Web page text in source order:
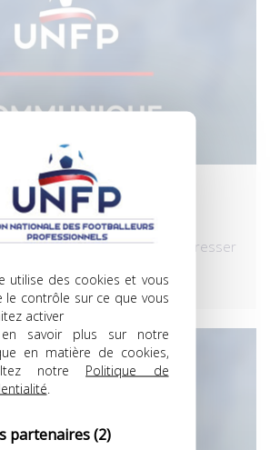
utilise des cookies et vous
le contrôle sur ce que vous
activer
savoir plus sur notre
en matière de cookies,
notre Politique de
partenaires(2)
LE JEU DE MASSACRE !
dans le même temps, s’empresser